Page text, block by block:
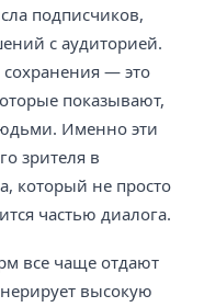
подписчиков,
с аудиторией.
— это
показывают,
Именно эти
зрителя в
который не просто
частью диалога.
все чаще отдают
высокую